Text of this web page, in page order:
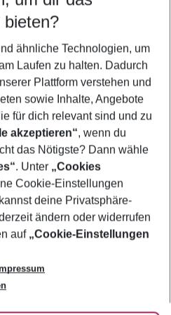
5-8 Nächte
anzeigen
bieten?
ähnliche Technologien, um
Laufen zu halten. Dadurch
Plattform verstehen und
sowie Inhalte, Angebote
für dich relevant sind und zu
akzeptieren“, wenn du
das Nötigste? Dann wähle
. Unter „Cookies
Cookie-Einstellungen
deine Privatsphäre-
ändern oder widerrufen
auf „Cookie-Einstellungen